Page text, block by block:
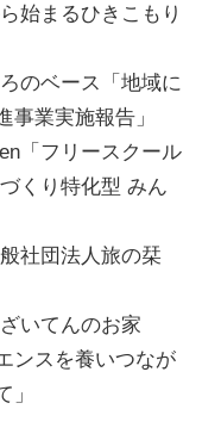
始まるひきこもり
のベース「地域に
事業実施報告」
「フリースクール
くり特化型 みん
社団法人旅の栞
いてんのお家
ンスを養いつなが
」